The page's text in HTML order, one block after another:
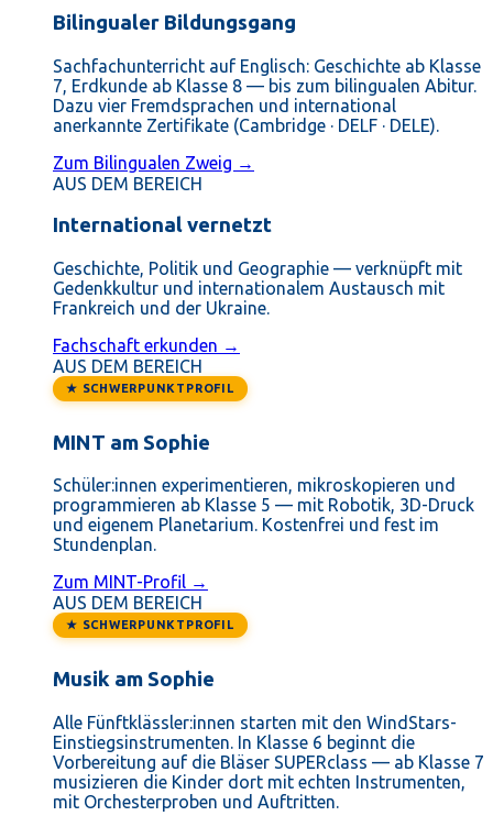
Bilingualer Bildungsgang
Sachfachunterricht auf Englisch: Geschichte ab Klasse
7, Erdkunde ab Klasse 8 — bis zum bilingualen Abitur.
Dazu vier Fremdsprachen und international
anerkannte Zertifikate (Cambridge · DELF · DELE).
Zum Bilingualen Zweig →
AUS DEM BEREICH
International vernetzt
Geschichte, Politik und Geographie — verknüpft mit
Gedenkkultur und internationalem Austausch mit
Frankreich und der Ukraine.
Fachschaft erkunden →
AUS DEM BEREICH
★ SCHWERPUNKTPROFIL
MINT am Sophie
Schüler:innen experimentieren, mikroskopieren und
programmieren ab Klasse 5 — mit Robotik, 3D-Druck
und eigenem Planetarium. Kostenfrei und fest im
Stundenplan.
Zum MINT-Profil →
AUS DEM BEREICH
★ SCHWERPUNKTPROFIL
Musik am Sophie
Alle Fünftklässler:innen starten mit den WindStars-
Einstiegsinstrumenten. In Klasse 6 beginnt die
Vorbereitung auf die Bläser SUPERclass — ab Klasse 7
musizieren die Kinder dort mit echten Instrumenten,
mit Orchesterproben und Auftritten.